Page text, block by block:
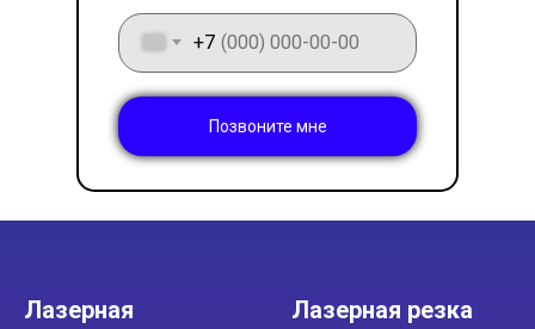
+7
Позвоните мне
Лазерная
Лазерная резка